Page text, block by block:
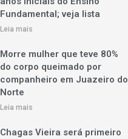
Fundamental; veja lista
Leia mais
Morre mulher que teve 80%
do corpo queimado por
companheiro em Juazeiro do
Norte
Leia mais
Chagas Vieira será primeiro